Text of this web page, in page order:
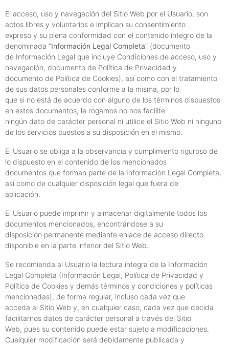
El acceso, uso y navegación del Sitio Web por el Usuario, son
actos libres y voluntarios e implican su consentimiento
expreso y su plena conformidad con el contenido íntegro de la
denominada “Información Legal Completa” (documento
de Información Legal que incluye Condiciones de acceso, uso y
navegación, documento de Política de Privacidad y
documento de Política de Cookies), así como con el tratamiento
de sus datos personales conforme a la misma, por lo
que si no está de acuerdo con alguno de los términos dispuestos
en estos documentos, le rogamos no nos facilite
ningún dato de carácter personal ni utilice el Sitio Web ni ninguno
de los servicios puestos a su disposición en el mismo.
El Usuario se obliga a la observancia y cumplimiento riguroso de
lo dispuesto en el contenido de los mencionados
documentos que forman parte de la Información Legal Completa,
así como de cualquier disposición legal que fuera de
aplicación.
El Usuario puede imprimir y almacenar digitalmente todos los
documentos mencionados, encontrándose a su
disposición permanente mediante enlace de acceso directo
disponible en la parte inferior del Sitio Web.
Se recomienda al Usuario la lectura íntegra de la Información
Legal Completa (Información Legal, Política de Privacidad y
Política de Cookies y demás términos y condiciones y políticas
mencionadas), de forma regular, incluso cada vez que
acceda al Sitio Web y, en cualquier caso, cada vez que decida
facilitarnos datos de carácter personal a través del Sitio
Web, pues su contenido puede estar sujeto a modificaciones.
Cualquier modificación será debidamente publicada y